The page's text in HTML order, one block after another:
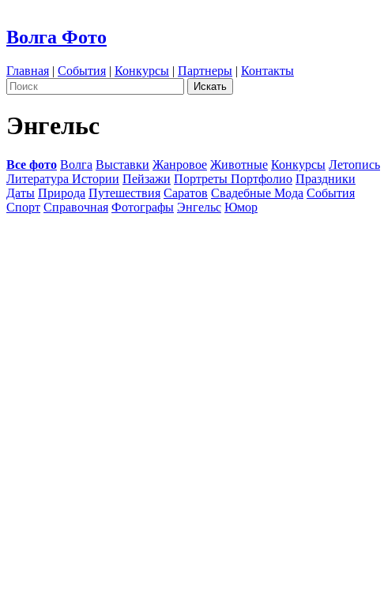
Волга Фото
Главная | События | Конкурсы | Партнеры | Контакты
Энгельс
Все фото Волга Выставки Жанровое Животные Конкурсы Летопись
Литература Истории Пейзажи Портреты Портфолио Праздники
Даты Природа Путешествия Саратов Свадебные Мода События
Спорт Справочная Фотографы Энгельс Юмор